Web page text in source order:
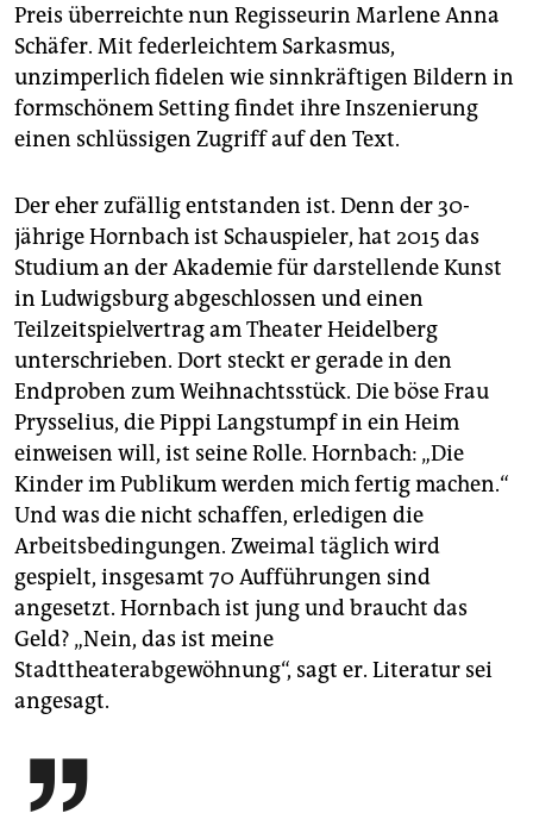
Preis überreichte nun Regisseurin Marlene Anna
Schäfer. Mit federleichtem Sarkasmus,
unzimperlich fidelen wie sinnkräftigen Bildern in
formschönem Setting findet ihre Inszenierung
einen schlüssigen Zugriff auf den Text.
Der eher zufällig entstanden ist. Denn der 30-
jährige Hornbach ist Schauspieler, hat 2015 das
Studium an der Akademie für darstellende Kunst
in Ludwigsburg abgeschlossen und einen
Teilzeitspielvertrag am Theater Heidelberg
unterschrieben. Dort steckt er gerade in den
Endproben zum Weihnachtsstück. Die böse Frau
Prysselius, die Pippi Langstumpf in ein Heim
einweisen will, ist seine Rolle. Hornbach: „Die
Kinder im Publikum werden mich fertig machen.“
Und was die nicht schaffen, erledigen die
Arbeitsbedingungen. Zweimal täglich wird
gespielt, insgesamt 70 Aufführungen sind
angesetzt. Hornbach ist jung und braucht das
Geld? „Nein, das ist meine
Stadttheaterabgewöhnung“, sagt er. Literatur sei
angesagt.
